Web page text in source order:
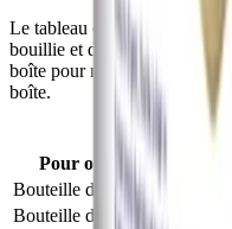
Le tableau ci-dessous
bouillie et de poudre à
boîte pour mesurer la poudre.
boîte.
A+
Pour obtenir
Bouteille de 60 mL
Bouteille de 120 mL